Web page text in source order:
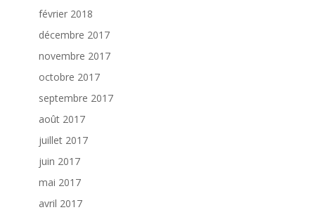
février 2018
décembre 2017
novembre 2017
octobre 2017
septembre 2017
août 2017
juillet 2017
juin 2017
mai 2017
avril 2017